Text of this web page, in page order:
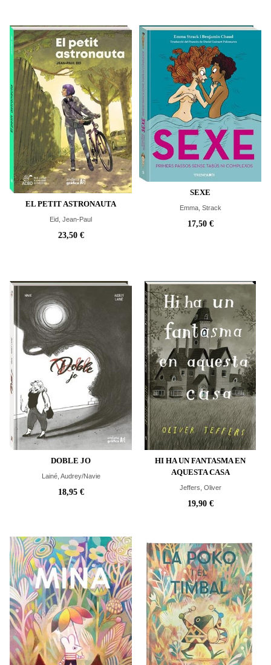
EL PETIT ASTRONAUTA
Eid, Jean-Paul
23,50 €
SEXE
Emma, Strack
17,50 €
DOBLE JO
Lainé, Audrey/Navie
18,95 €
HI HA UN FANTASMA EN
AQUESTA CASA
Jeffers, Oliver
19,90 €